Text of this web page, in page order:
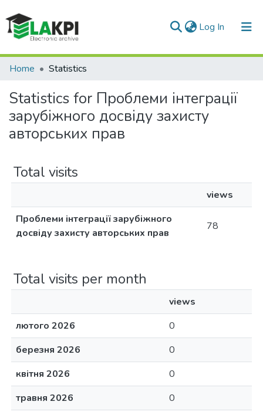
Log In (current)
Communities & Collections
All of DSpace
Home Statistics
Statistics for Проблеми інтеграції
зарубіжного досвіду захисту
авторських прав
Total visits
views
Проблеми інтеграції зарубіжного
досвіду захисту авторських прав
78
Total visits per month
views
лютого 2026
0
березня 2026
0
квітня 2026
0
травня 2026
0